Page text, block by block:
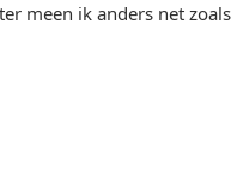
meen ik anders net zoals